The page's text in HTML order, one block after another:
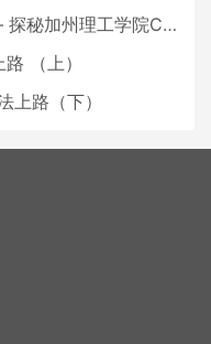
学院Caltech博士生活 [上集]
（上）
上路（下）